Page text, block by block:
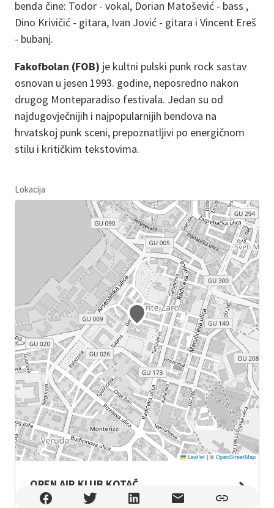
benda čine: Todor - vokal, Dorian Matošević - bass ,
Dino Krivičić - gitara, Ivan Jović - gitara i Vincent Ereš
- bubanj.
Fakofbolan (FOB) je kultni pulski punk rock sastav
osnovan u jesen 1993. godine, neposredno nakon
drugog Monteparadiso festivala. Jedan su od
najdugovječnijih i najpopularnijih bendova na
hrvatskoj punk sceni, prepoznatljivi po energičnom
stilu i kritičkim tekstovima.
Lokacija
Leaflet |© OpenStreetMap
OPEN AIR KLUB KOTAČ
OPEN AIR KLUB KOTAČ , Pula